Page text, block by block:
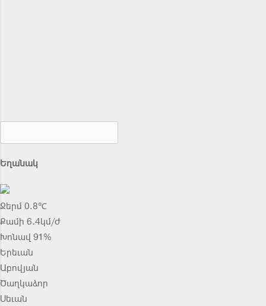
Եղանակ
Ջերմ 0.8℃
Քամի 6.4կմ/ժ
Խոնավ 91%
Երեւան
Աբովյան
Ծաղկաձոր
Սեւան